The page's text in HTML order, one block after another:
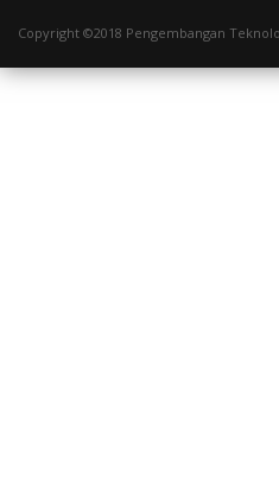
Copyright ©2018 Pengembangan